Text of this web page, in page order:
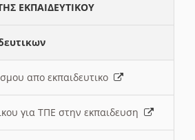
ΕΚΠΑΙΔΕΥΤΙΚΟΥ
απο εκπαιδευτικο
για ΤΠΕ στην εκπαιδευση